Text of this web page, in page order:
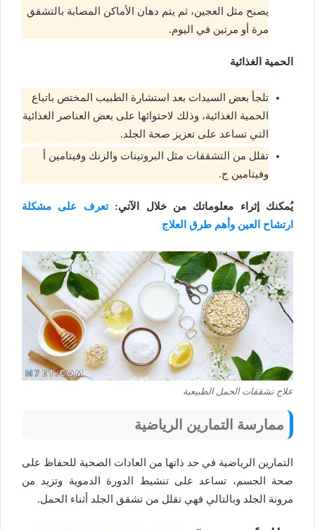
يصبح مثل العجين، ثم يتم دهان الأماكن المصابة بالتشقق
مرة أو مرتين في اليوم.
الحمية الغذائية
تلجأ بعض السيدات بعد استشارة الطبيب المختص باتباع
الحمية الغذائية، وذلك لاحتوائها على بعض العناصر الغذائية
التي تساعد على تعزيز صحة الجلد.
تقلل من التشققات مثل البروتينات والزنك وفيتامين أ
وفيتامين ج.
يُمكنك إثراء معلوماتك من خلال الآتي:تعرف على مشكلة
ارتشاح العين وأهم طرق العلاج
علاج تشققات الحمل الطبيعية
ممارسة التمارين الرياضية
التمارين الرياضية في حد ذاتها من العادات الصحية للحفاظ على
صحة الجسم، تساعد على تنشيط الدورة الدموية وتزيد من
مرونة الجلد وبالتالي فهي تقلل من تشقق الجلد أثناء الحمل.